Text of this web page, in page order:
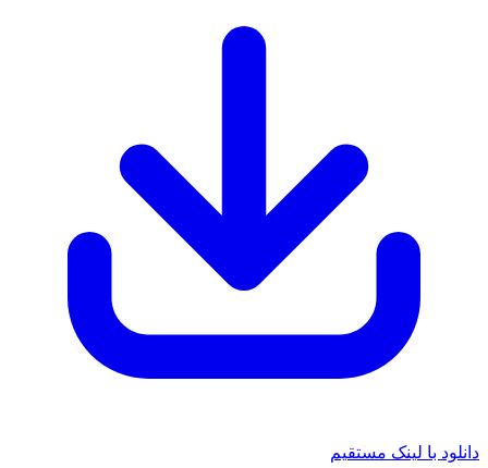
دانلود با لینک مستقیم